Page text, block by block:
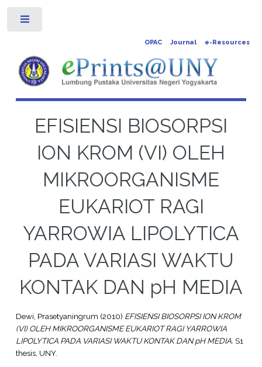
OPAC Journal e-Resources
EFISIENSI BIOSORPSI
ION KROM (VI) OLEH
MIKROORGANISME
EUKARIOT RAGI
YARROWIA LIPOLYTICA
PADA VARIASI WAKTU
KONTAK DAN pH MEDIA
Dewi, Prasetyaningrum (2010) EFISIENSI BIOSORPSI ION KROM
(VI) OLEH MIKROORGANISME EUKARIOT RAGI YARROWIA
LIPOLYTICA PADA VARIASI WAKTU KONTAK DAN pH MEDIA. S1
thesis, UNY.